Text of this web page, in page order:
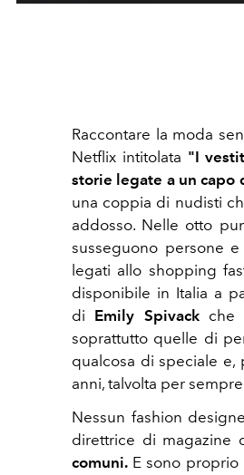
Raccontare la moda
Netflix intitolata "I
storie legate a un capo
una coppia di nudisti
addosso. Nelle otto
susseguono persone
legati allo shopping
disponibile in Italia a
di Emily Spivackche
soprattutto quelle di
qualcosa di speciale
anni, talvolta per
Nessun fashion
direttrice di magazine
comuni. E sono